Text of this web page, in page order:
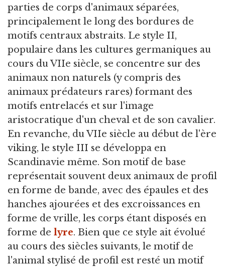
parties de corps d'animaux séparées,
principalement le long des bordures de
motifs centraux abstraits. Le style II,
populaire dans les cultures germaniques au
cours du VIIe siècle, se concentre sur des
animaux non naturels (y compris des
animaux prédateurs rares) formant des
motifs entrelacés et sur l'image
aristocratique d'un cheval et de son cavalier.
En revanche, du VIIe siècle au début de l'ère
viking, le style III se développa en
Scandinavie même. Son motif de base
représentait souvent deux animaux de profil
en forme de bande, avec des épaules et des
hanches ajourées et des excroissances en
forme de vrille, les corps étant disposés en
forme de lyre. Bien que ce style ait évolué
au cours des siècles suivants, le motif de
l'animal stylisé de profil est resté un motif